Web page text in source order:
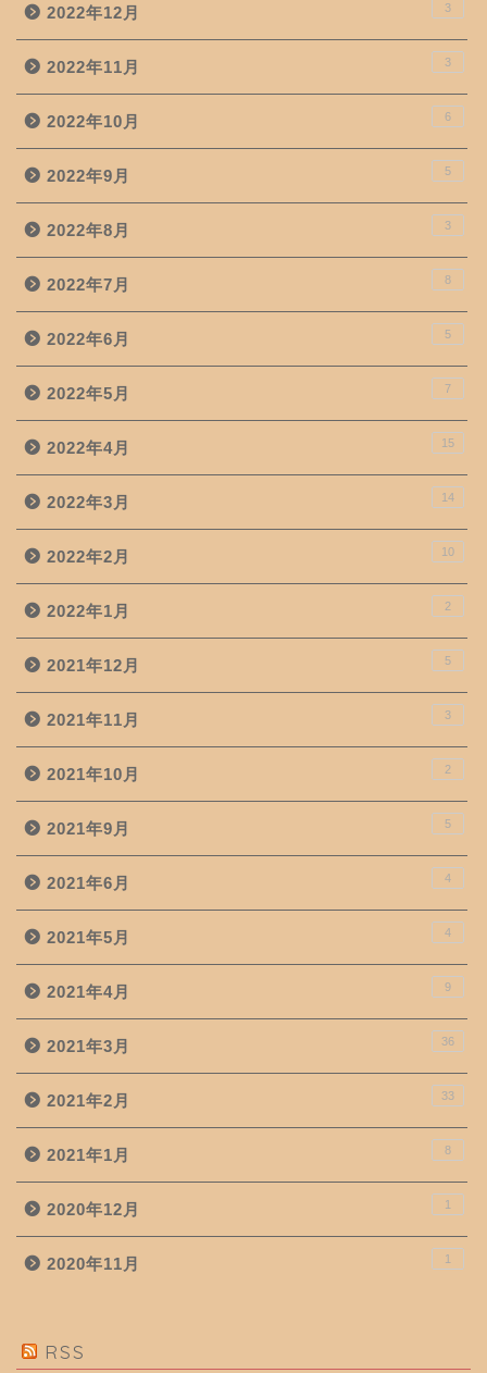
2022年12月 3
2022年11月 3
2022年10月 6
2022年9月 5
2022年8月 3
2022年7月 8
2022年6月 5
2022年5月 7
2022年4月 15
2022年3月 14
2022年2月 10
2022年1月 2
2021年12月 5
2021年11月 3
2021年10月 2
2021年9月 5
2021年6月 4
2021年5月 4
2021年4月 9
2021年3月 36
2021年2月 33
2021年1月 8
2020年12月 1
2020年11月 1
RSS